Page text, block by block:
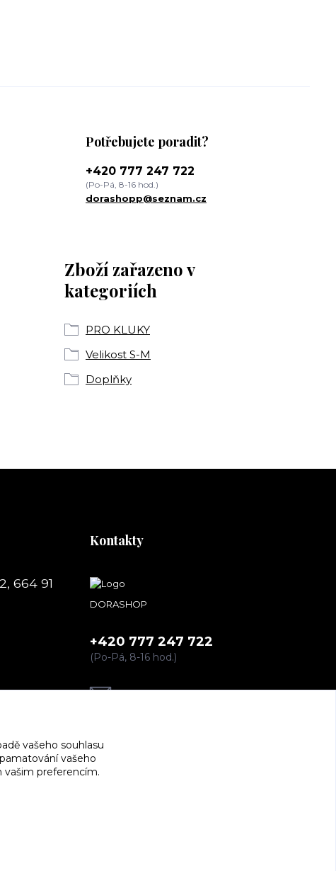
Zboží zařazeno v
kategoriích
PRO KLUKY
Velikost S-M
Doplňky
Potřebujete poradit?
+420 777 247 722
(Po-Pá, 8-16 hod.)
dorashopp@seznam.cz
664 91
Kontakty
DORASHOP
+420 777 247 722
(Po-Pá, 8-16 hod.)
dorashopp@seznam.cz
vašeho souhlasu
vašeho
vašim preferencím.